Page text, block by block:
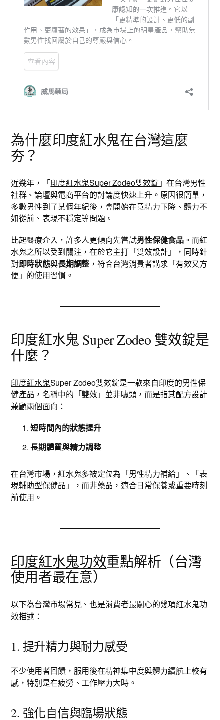
為什麼印度紅水鬼在台灣這麼
夯？
近幾年，「印度紅水鬼Super Zodeo雙效錠 」在台灣男性
社群、論壇與電商平台的討論度快速上升。原因很簡單，
多數男性到了某個年紀後，會開始在意精力下降、體力不
如從前、表現不穩定等問題。
比起醫療介入，許多人更傾向先嘗試男性保健食品 。而紅
水鬼之所以受到關注，在於它主打「雙效設計」，同時針
對即時狀態與長期調整 ，符合台灣消費者講求「有效又方
便」的使用習慣。
印度紅水鬼 Super Zodeo 雙效錠是
什麼？
印度紅水鬼Super Zodeo雙效錠是一款來自印度的男性保
健產品，名稱中的「雙效」並非噱頭，而是指其配方設計
兼顧兩個面向：
短時間內的狀態提升
長期體質與精力調整
在台灣市場，紅水鬼多被定位為「男性精力補給」、「表
現輔助型保健品」，而非藥品，適合日常保養或重要時刻
前使用。
印度紅水鬼功效重點解析（台灣
使用者最在意）
以下為台灣市場常見、也是消費者最關心的幾項紅水鬼功
效描述：
1. 提升精力與耐力感受
不少使用者回饋，服用後在精神集中度與體力續航上較有
感，特別是在疲勞、工作壓力大時。
2. 強化自信與臨場狀態